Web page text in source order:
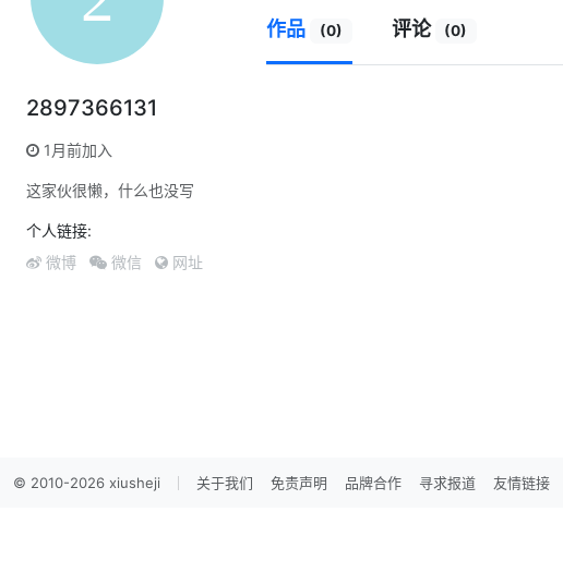
2897366131
1月前加入
这家伙很懒，什么也没写
个人链接:
微博 微信 网址
作品 (0) 评论 (0)
© 2010-2026 xiusheji 关于我们 免责声明 品牌合作 寻求报道 友情链接